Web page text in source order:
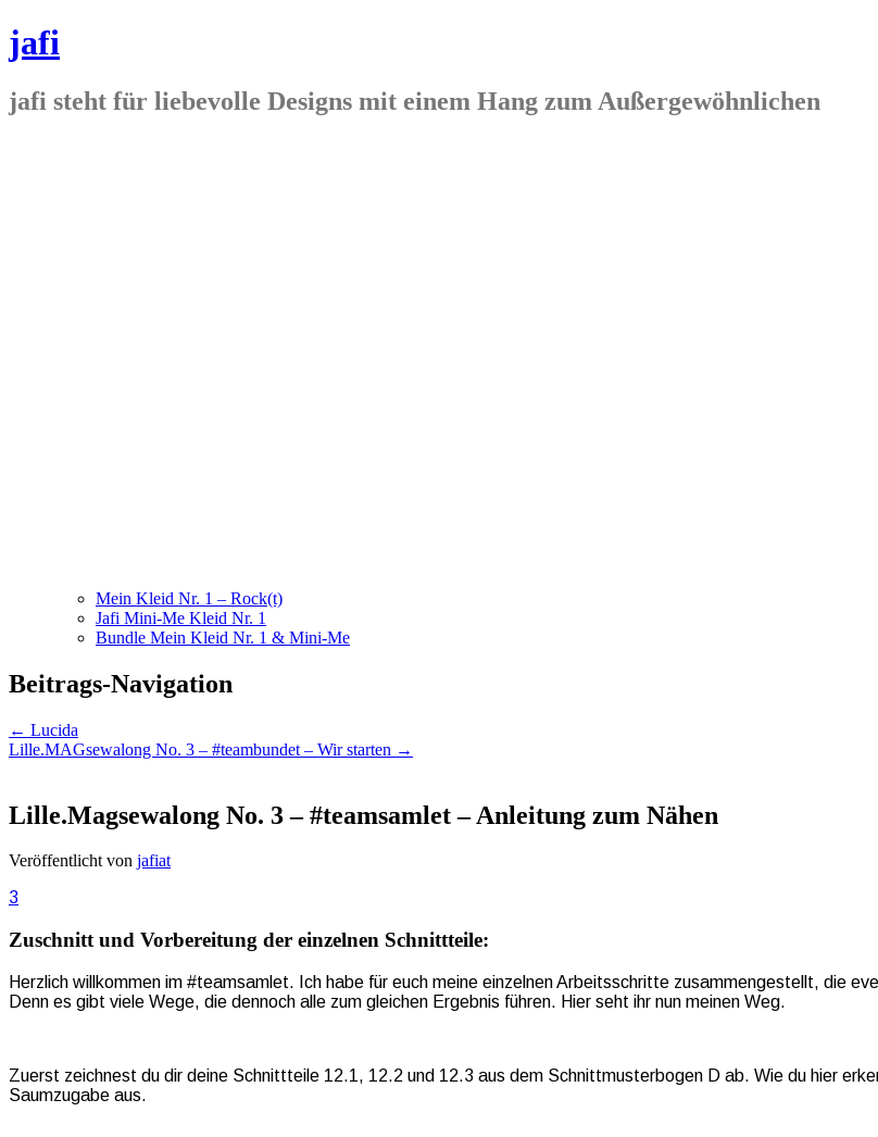
jafi
jafi steht für liebevolle Designs mit einem Hang zum Außergewöhnlichen
Mein Kleid Nr. 1 – Rock(t)
Jafi Mini-Me Kleid Nr. 1
Bundle Mein Kleid Nr. 1 & Mini-Me
Beitrags-Navigation
← Lucida
Lille.MAGsewalong No. 3 – #teambundet – Wir starten →
Lille.Magsewalong No. 3 – #teamsamlet – Anleitung zum Nähen
Veröffentlicht von jafiat
3
Zuschnitt und Vorbereitung der einzelnen Schnittteile:
Herzlich willkommen im #teamsamlet. Ich habe für euch meine einzelnen Arbeitsschritte zusammengestellt, die
Denn es gibt viele Wege, die dennoch alle zum gleichen Ergebnis führen. Hier seht ihr nun meinen Weg.
Zuerst zeichnest du dir deine Schnittteile 12.1, 12.2 und 12.3 aus dem Schnittmusterbogen D ab. Wie du hier
Saumzugabe aus.